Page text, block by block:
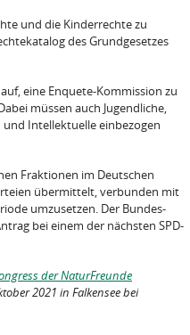
und die Kinderrechte zu
des Grundgesetzes
eine En­quete-Kommission zu
müssen auch Jugendliche,
Intellektuelle einbezo­gen
Fraktionen im Deutschen
übermittelt, verbunden mit
umzusetzen. Der Bundes­
bei ei­nem der nächsten SPD-
der NaturFreunde
2021 in Falkensee bei